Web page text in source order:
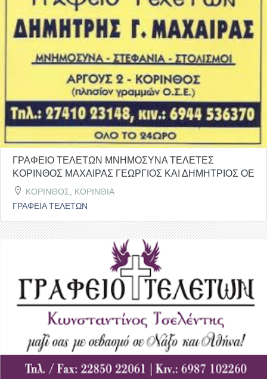
ΓΡΑΦΕΙΟ ΤΕΛΕΤΩΝ ΜΝΗΜΟΣΥΝΑ ΤΕΛΕΤΕΣ
ΚΟΡΙΝΘΟΣ ΜΑΧΑΙΡΑΣ ΓΕΩΡΓΙΟΣ ΚΑΙ ΔΗΜΗΤΡΙΟΣ ΟΕ
ΚΟΡΙΝΘΟΣ, ΚΟΡΙΝΘΙΑ
ΓΡΑΦΕΙΑ ΤΕΛΕΤΩΝ